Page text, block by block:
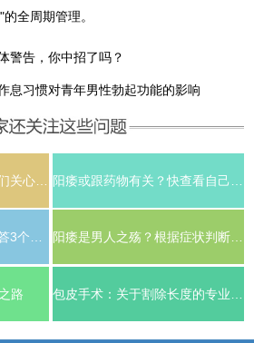
全周期管理。
警告，你中招了吗？
息习惯对青年男性勃起功能的影响
男性包皮必须要割吗？回答3个疑问！ 阳痿是男人之殇？根据症状判断阳痿严重程度！
路